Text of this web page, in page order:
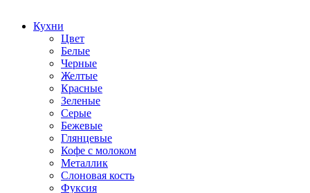
Кухни
Цвет
Белые
Черные
Желтые
Красные
Зеленые
Серые
Бежевые
Глянцевые
Кофе с молоком
Металлик
Слоновая кость
Фуксия